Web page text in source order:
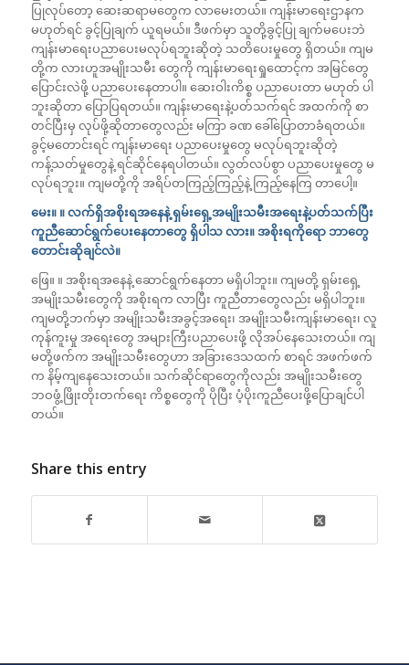
ပြုလုပ်တော့ ဆေးဆရာမတွေက လာမေးတယ်။ ကျန်းမာရေးဌာနက
မဟုတ်ရင် ခွင့်ပြုချက် ယူရမယ်။ ဒီဖက်မှာ သူတို့ခွင့်ပြု ချက်မပေးဘဲ
ကျန်းမာရေးပညာပေးမလုပ်ရဘူးဆိုတဲ့ သတိပေးမှုတွေ ရှိတယ်။ ကျမ
တို့က လားဟူအမျိုးသမီး တွေကို ကျန်းမာရေးရှုထောင့်က အမြင်တွေ
ပြောင်းလဲဖို့ ပညာပေးနေတာပါ။ ဆေးဝါးကိစ္စ ပညာပေးတာ မဟုတ် ပါ
ဘူးဆိုတာ ပြောပြရတယ်။ ကျန်းမာရေးနဲ့ပတ်သက်ရင် အထက်ကို စာ
တင်ပြီးမှ လုပ်ဖို့ဆိုတာတွေလည်း မကြာ ခဏ ခေါ်ပြောတာခံရတယ်။
ခွင့်မတောင်းရင် ကျန်းမာရေး ပညာပေးမှုတွေ မလုပ်ရဘူးဆိုတဲ့
ကန့်သတ်မှုတွေနဲ့ ရင်ဆိုင်နေရပါတယ်။ လွတ်လပ်စွာ ပညာပေးမှုတွေ မ
လုပ်ရဘူး။ ကျမတို့ကို အရိပ်တကြည့်ကြည့်နဲ့ ကြည့်နေကြ တာပေါ့။
မေး။ ။ လက်ရှိအစိုးရအနေနဲ့ ရှမ်းရှေ့အမျိုးသမီးအရေးနဲ့ပတ်သက်ပြီး
ကူညီဆောင်ရွက်ပေးနေတာတွေ ရှိပါသ လား။ အစိုးရကိုရော ဘာတွေ
တောင်းဆိုချင်လဲ။
ဖြေ။ ။ အစိုးရအနေနဲ့ ဆောင်ရွက်နေတာ မရှိပါဘူး။ ကျမတို့ ရှမ်းရှေ့
အမျိုးသမီးတွေကို အစိုးရက လာပြီး ကူညီတာတွေလည်း မရှိပါဘူး။
ကျမတို့ဘက်မှာ အမျိုးသမီးအခွင့်အရေး၊ အမျိုးသမီးကျန်းမာရေး၊ လူ
ကုန်ကူးမှု အရေးတွေ အများကြီးပညာပေးဖို့ လိုအပ်နေသေးတယ်။ ကျ
မတို့ဖက်က အမျိုးသမီးတွေဟာ အခြားဒေသထက် စာရင် အဖက်ဖက်
က နိမ့်ကျနေသေးတယ်။ သက်ဆိုင်ရာတွေကိုလည်း အမျိုးသမီးတွေ
ဘဝဖွံ့ဖြိုးတိုးတက်ရေး ကိစ္စတွေကို ပိုပြီး ပံ့ပိုးကူညီပေးဖို့ပြောချင်ပါ
တယ်။
Share this entry